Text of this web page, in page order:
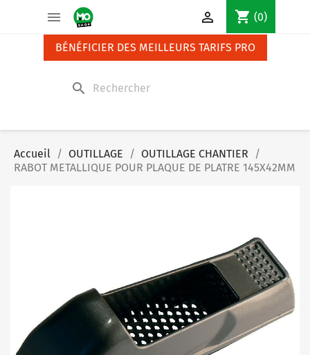
 shopping_cart (0)

BÉNÉFICIER DES MEILLEURS TARIFS PRO
search
Accueil OUTILLAGE
OUTILLAGE CHANTIER
RABOT METALLIQUE POUR PLAQUE DE PLATRE 145X42MM
Panneau de gestion des cookies